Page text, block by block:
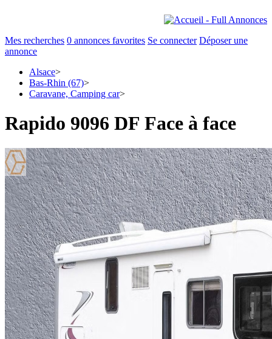
Mes recherches 0 annonces favorites Se connecter Déposer une
annonce
Alsace>
Bas-Rhin (67)>
Caravane, Camping car>
Rapido 9096 DF Face à face